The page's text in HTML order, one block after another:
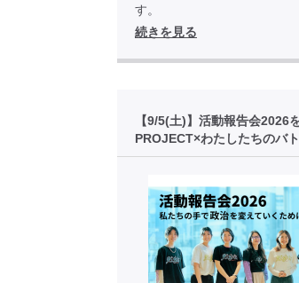
す。
続きを見る
【9/5(土)】活動報告会2026
PROJECT×わたしたちのバト